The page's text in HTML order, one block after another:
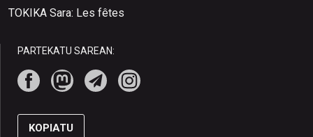
TOKIKA Sara: Les fêtes
PARTEKATU SAREAN:
KOPIATU